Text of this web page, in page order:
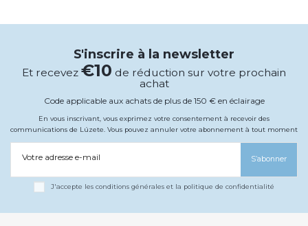
S'inscrire à la newsletter
Et recevez €10 de réduction sur votre prochain
achat
Code applicable aux achats de plus de 150 € en éclairage
En vous inscrivant, vous exprimez votre consentement à recevoir des
communications de Lúzete. Vous pouvez annuler votre abonnement à tout moment
Votre adresse e-mail S’abonner
J'accepte les conditions générales et la politique de confidentialité